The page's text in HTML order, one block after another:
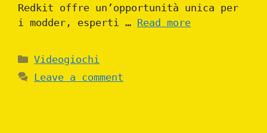
Redkit offre un’opportunità unica per
i modder, esperti … Read more
Categories
Videogiochi
Leave a comment